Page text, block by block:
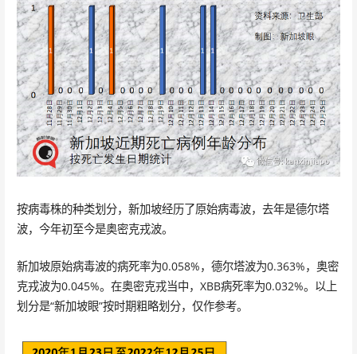
按病毒株的种类划分，新加坡经历了原始病毒波，去年是德尔塔
波，今年初至今是奥密克戎波。
新加坡原始病毒波的病死率为0.058%，德尔塔波为0.363%，奥密
克戎波为0.045%。在奥密克戎当中，XBB病死率为0.032%。以上
划分是“新加坡眼”按时期粗略划分，仅作参考。